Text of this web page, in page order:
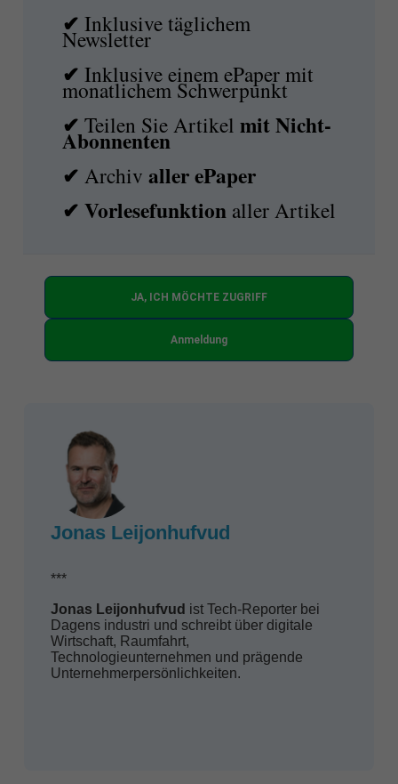
✔Inklusive täglichem
Newsletter
✔Inklusive einem ePaper mit
monatlichem Schwerpunkt
✔Teilen Sie ArtikelmitNicht-
Abonnenten
✔Archivaller ePaper
✔Vorlesefunktion aller Artikel
JA, ICH MÖCHTE ZUGRIFF
Anmeldung
Jonas Leijonhufvud
***
Jonas Leijonhufvud ist Tech-Reporter bei
Dagens industri und schreibt über digitale
Wirtschaft, Raumfahrt,
Technologieunternehmen und prägende
Unternehmerpersönlichkeiten.